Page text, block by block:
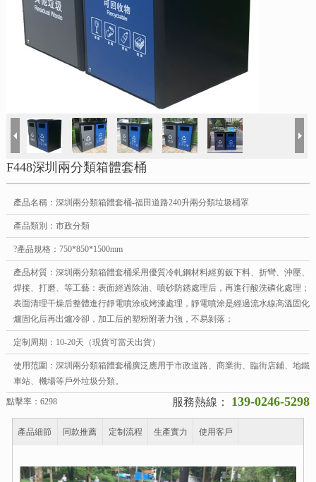
F448深圳兩分類箱體套桶
產品名稱：深圳兩分類箱體套桶-福田道路240升兩分類垃圾桶罩
產品類別：市政分類
?產品規格：750*850*1500mm
產品材質：深圳兩分類箱體套桶采用優質冷軋鋼材料經剪鈑下料、折彎、沖壓、
焊接、打磨、等工藝：表面經過除油、噴砂防銹處理后，再進行酸洗磷化處理；
表面清理干燥后整體進行靜電噴涂或烤漆處理，靜電噴涂是經過流水線高溫固化
爐固化后再出爐冷卻，加工后的塑粉附著力強，不易剝落；
定制周期：10-20天（現貨可當天出貨）
使用范圍：深圳兩分類箱體套桶廣泛應用于市政道路、商業街、臨街店鋪、地鐵
車站、機場等戶外垃圾分類。
點擊率：6298 服務熱線： 139-0246-5298
產品細節 同款推薦 定制流程 生產實力 使用客戶